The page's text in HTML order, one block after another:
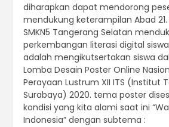
diharapkan dapat mendorong
mendukung keterampilan Abad
SMKN5 Tangerang Selatan
perkembangan literasi digital
adalah mengikutsertakan siswa
Lomba Desain Poster Online
Perayaan Lustrum XII ITS (Institut
Surabaya) 2020. tema poster
kondisi yang kita alami saat ini
Indonesia” dengan subtema :